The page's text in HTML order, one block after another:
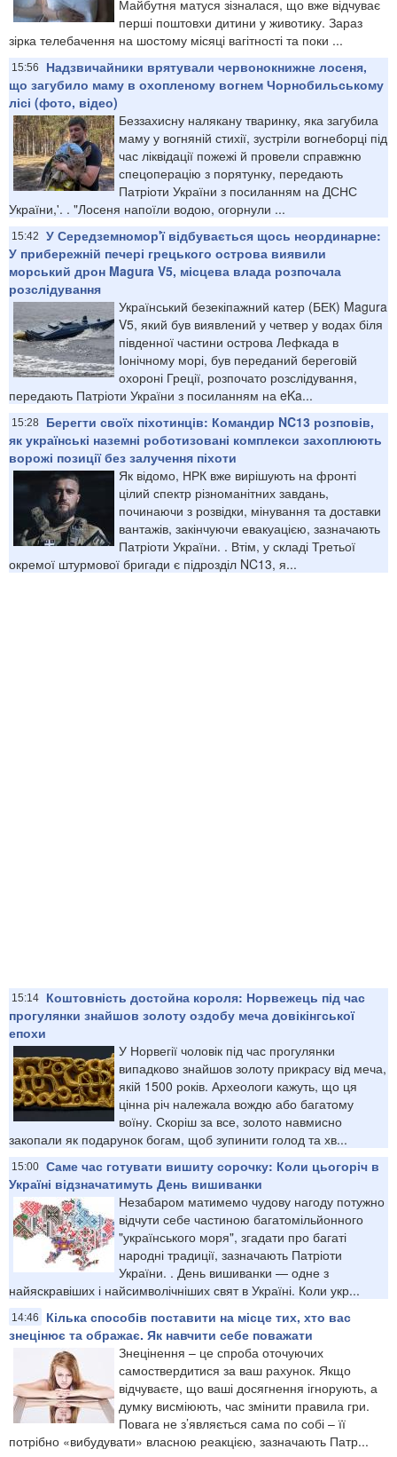
Майбутня матуся зізналася, що вже відчуває
перші поштовхи дитини у животику. Зараз
зірка телебачення на шостому місяці вагітності та поки ...
15:56
Надзвичайники врятували червонокнижне лосеня,
що загубило маму в охопленому вогнем Чорнобильському
лісі (фото, відео)
Беззахисну налякану тваринку, яка загубила
маму у вогняній стихії, зустріли вогнеборці під
час ліквідації пожежі й провели справжню
спецоперацію з порятунку, передають
Патріоти України з посиланням на ДСНС
України,'. . "Лосеня напоїли водою, огорнули ...
15:42
У Середземномор'ї відбувається щось неординарне:
У прибережній печері грецького острова виявили
морський дрон Magura V5, місцева влада розпочала
розслідування
Український безекіпажний катер (БЕК) Magura
V5, який був виявлений у четвер у водах біля
південної частини острова Лефкада в
Іонічному морі, був переданий береговій
охороні Греції, розпочато розслідування,
передають Патріоти України з посиланням на eKa...
15:28
Берегти своїх піхотинців: Командир NC13 розповів,
як українські наземні роботизовані комплекси захоплюють
ворожі позиції без залучення піхоти
Як відомо, НРК вже вирішують на фронті
цілий спектр різноманітних завдань,
починаючи з розвідки, мінування та доставки
вантажів, закінчуючи евакуацією, зазначають
Патріоти України. . Втім, у складі Третьої
окремої штурмової бригади є підрозділ NC13, я...
15:14
Коштовність достойна короля: Норвежець під час
прогулянки знайшов золоту оздобу меча довікінгської
епохи
У Норвегії чоловік під час прогулянки
випадково знайшов золоту прикрасу від меча,
якій 1500 років. Археологи кажуть, що ця
цінна річ належала вождю або багатому
воїну. Скоріш за все, золото навмисно
закопали як подарунок богам, щоб зупинити голод та хв...
15:00 Саме час готувати вишиту сорочку: Коли цьогоріч в
Україні відзначатимуть День вишиванки
Незабаром матимемо чудову нагоду потужно
відчути себе частиною багатомільйонного
"українського моря", згадати про багаті
народні традиції, зазначають Патріоти
України. . День вишиванки — одне з
найяскравіших і найсимволічніших свят в Україні. Коли укр...
14:46
Кілька способів поставити на місце тих, хто вас
знецінює та ображає. Як навчити себе поважати
Знецінення – це спроба оточуючих
самоствердитися за ваш рахунок. Якщо
відчуваєте, що ваші досягнення ігнорують, а
думку висміюють, час змінити правила гри.
Повага не з’являється сама по собі – її
потрібно «вибудувати» власною реакцією, зазначають Патр...